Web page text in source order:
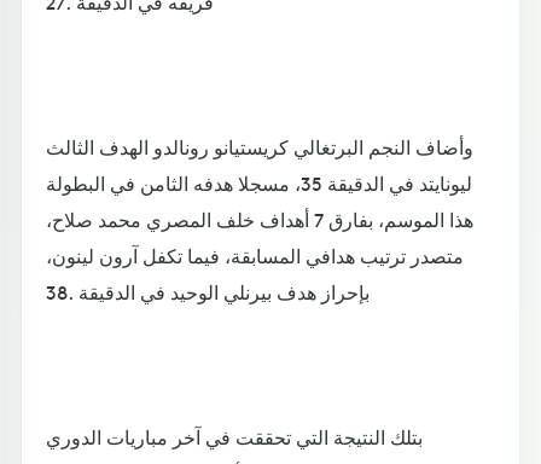
وأضاف النجم البرتغالي كريستيانو رونالدو الهدف الثالث
ليونايتد في الدقيقة 35، مسجلا هدفه الثامن في البطولة
هذا الموسم، بفارق 7 أهداف خلف المصري محمد صلاح،
متصدر ترتيب هدافي المسابقة، فيما تكفل آرون لينون،
بإحراز هدف بيرنلي الوحيد في الدقيقة .38
بتلك النتيجة التي تحققت في آخر مباريات الدوري